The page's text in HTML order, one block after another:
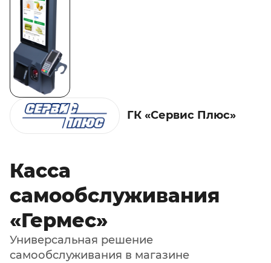
ГК «Сервис Плюс»
Касса
самообслуживания
«Гермес»
Универсальная решение
самообслуживания в магазине